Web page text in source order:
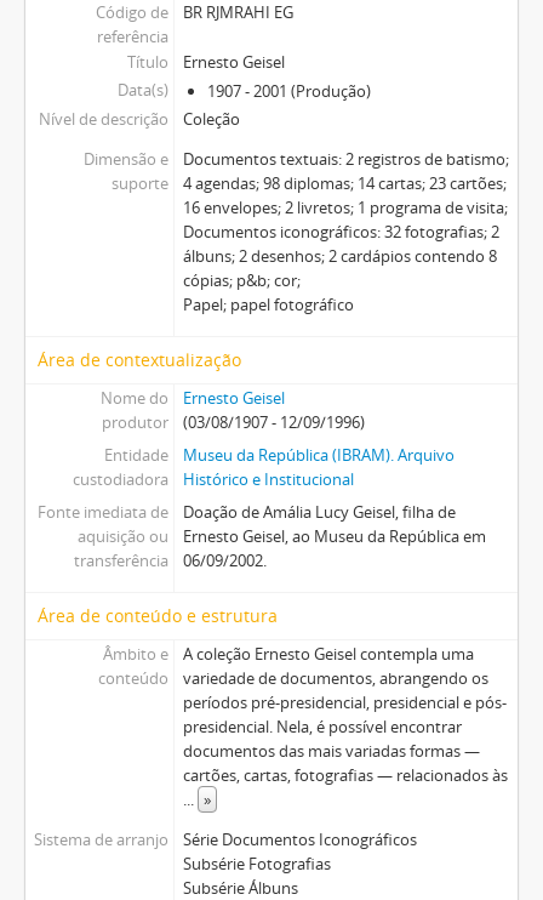
Código de
referência
BR RJMRAHI EG
Título
Ernesto Geisel
Data(s)
1907 - 2001 (Produção)
Nível de descrição
Coleção
Dimensão e
suporte
Documentos textuais: 2 registros de batismo;
4 agendas; 98 diplomas; 14 cartas; 23 cartões;
16 envelopes; 2 livretos; 1 programa de visita;
Documentos iconográficos: 32 fotografias; 2
álbuns; 2 desenhos; 2 cardápios contendo 8
cópias; p&b; cor;
Papel; papel fotográfico
Área de contextualização
Nome do
produtor
Ernesto Geisel
(03/08/1907 - 12/09/1996)
Entidade
custodiadora
Museu da República (IBRAM). Arquivo
Histórico e Institucional
Fonte imediata de
aquisição ou
transferência
Doação de Amália Lucy Geisel, filha de
Ernesto Geisel, ao Museu da República em
06/09/2002.
Área de conteúdo e estrutura
Âmbito e
conteúdo
A coleção Ernesto Geisel contempla uma
variedade de documentos, abrangendo os
períodos pré-presidencial, presidencial e pós-
presidencial. Nela, é possível encontrar
documentos das mais variadas formas —
cartões, cartas, fotografias — relacionados às
... »
Sistema de arranjo
Série Documentos Iconográficos
Subsérie Fotografias
Subsérie Álbuns